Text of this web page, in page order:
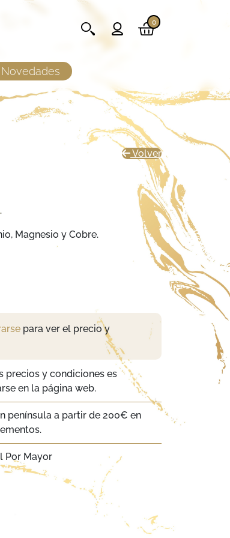
0
Novedades
Volver
Magnesio y Cobre.
para ver el precio y
precios y condiciones es
en la página web.
península a partir de 200€ en
Por Mayor